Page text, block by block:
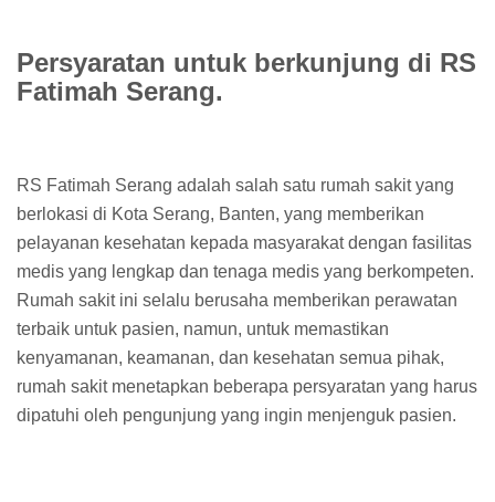
Persyaratan untuk berkunjung di RS
Fatimah Serang.
RS Fatimah Serang adalah salah satu rumah sakit yang
berlokasi di Kota Serang, Banten, yang memberikan
pelayanan kesehatan kepada masyarakat dengan fasilitas
medis yang lengkap dan tenaga medis yang berkompeten.
Rumah sakit ini selalu berusaha memberikan perawatan
terbaik untuk pasien, namun, untuk memastikan
kenyamanan, keamanan, dan kesehatan semua pihak,
rumah sakit menetapkan beberapa persyaratan yang harus
dipatuhi oleh pengunjung yang ingin menjenguk pasien.